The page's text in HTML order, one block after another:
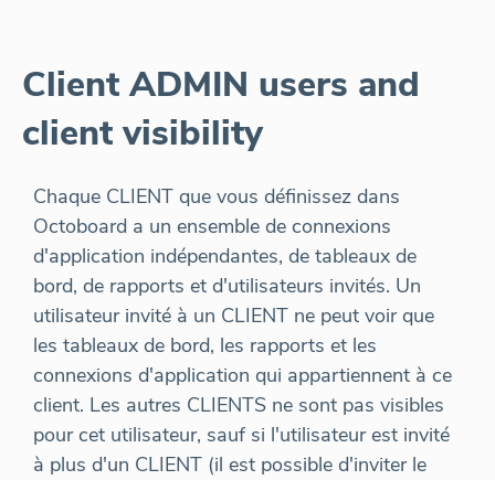
Client ADMIN users and
client visibility
Chaque CLIENT que vous définissez dans
Octoboard a un ensemble de connexions
d'application indépendantes, de tableaux de
bord, de rapports et d'utilisateurs invités. Un
utilisateur invité à un CLIENT ne peut voir que
les tableaux de bord, les rapports et les
connexions d'application qui appartiennent à ce
client. Les autres CLIENTS ne sont pas visibles
pour cet utilisateur, sauf si l'utilisateur est invité
à plus d'un CLIENT (il est possible d'inviter le